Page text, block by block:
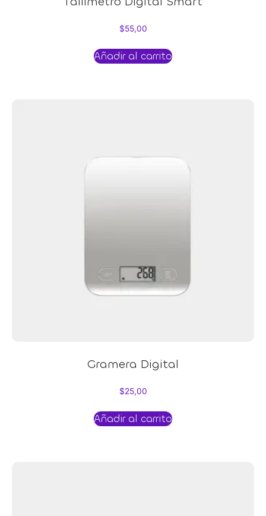
$55,00
Añadir al carrito
Gramera Digital
$25,00
Añadir al carrito